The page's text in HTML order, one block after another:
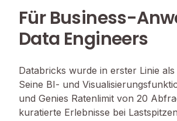
Für Business-
Data Engineers
Databricks wurde in erster Linie
Seine BI- und
und Genies Ratenlimit von 20
kuratierte Erlebnisse bei